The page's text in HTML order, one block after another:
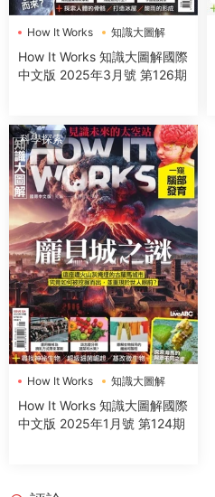
How It Works 知識大圖解
How It Works 知識大圖解國際
中文版 2025年3月號 第126期
科學探索
How It Works 知識大圖解
How It Works 知識大圖解國際
中文版 2025年1月號 第124期